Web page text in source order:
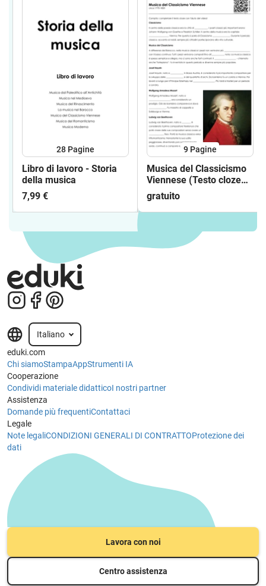
28 Pagine
Libro di lavoro - Storia
della musica
7,99 €
9 Pagine
Musica del Classicismo
Viennese (Testo cloze
ed esercizi)
gratuito
Italiano
eduki.com
Chi siamoStampaAppStrumenti IA
Cooperazione
Condividi materiale didatticoI nostri partner
Assistenza
Domande più frequentiContattaci
Legale
Note legaliCONDIZIONI GENERALI DI CONTRATTOProtezione dei
dati
Lavora con noi
Centro assistenza